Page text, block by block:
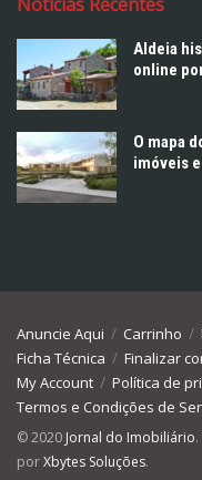
Aldeia
online
O mapa
imóveis
Anuncie Aqui Carrinho
Ficha Técnica
Finalizar
My Account
Política de
Termos e Condições de
© 2020 Jornal do Imobiliário
porXbytes Soluções.